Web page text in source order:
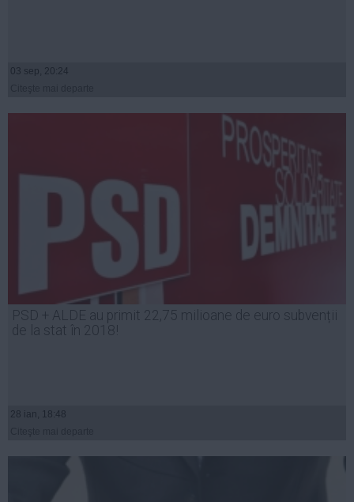
03 sep, 20:24
PSD + ALDE au primit 22,75 milioane de euro subvenții
de la stat în 2018!
28 ian, 18:48